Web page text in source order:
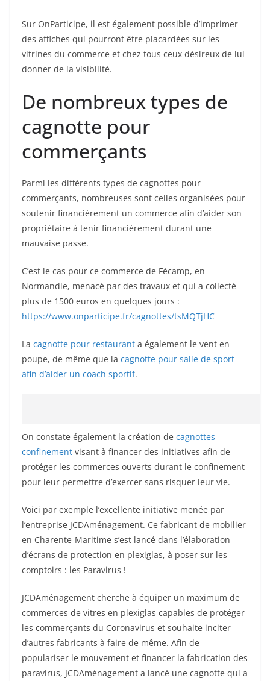
Sur OnParticipe, il est également possible d’imprimer
des affiches qui pourront être placardées sur les
vitrines du commerce et chez tous ceux désireux de lui
donner de la visibilité.
De nombreux types de
cagnotte pour
commerçants
Parmi les différents types de cagnottes pour
commerçants, nombreuses sont celles organisées pour
soutenir financièrement un commerce afin d’aider son
propriétaire à tenir financièrement durant une
mauvaise passe.
C’est le cas pour ce commerce de Fécamp, en
Normandie, menacé par des travaux et qui a collecté
plus de 1500 euros en quelques jours :
https://www.onparticipe.fr/cagnottes/tsMQTjHC
La cagnotte pour restaurant a également le vent en
poupe, de même que la cagnotte pour salle de sport
afin d’aider un coach sportif.
On constate également la création de cagnottes
confinement visant à financer des initiatives afin de
protéger les commerces ouverts durant le confinement
pour leur permettre d’exercer sans risquer leur vie.
Voici par exemple l’excellente initiative menée par
l’entreprise JCDAménagement. Ce fabricant de mobilier
en Charente-Maritime s’est lancé dans l’élaboration
d’écrans de protection en plexiglas, à poser sur les
comptoirs : les Paravirus !
JCDAménagement cherche à équiper un maximum de
commerces de vitres en plexiglas capables de protéger
les commerçants du Coronavirus et souhaite inciter
d’autres fabricants à faire de même. Afin de
populariser le mouvement et financer la fabrication des
paravirus, JCDAménagement a lancé une cagnotte qui a